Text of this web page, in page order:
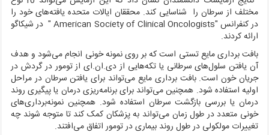
مختلف از سرطان را شناسایی کند. محققان ایالات متحده یافته‌های خود را
در کنفرانس "American Society of Clinical Oncologists " در شیکاگو
ارائه کردند.
بافت برداری مایع تستی است که بر روی نمونه خونی انجام می‌شود و هدف
آن یافتن سلول‌های سرطانی یا تکه‌هایی از دی.ان.ای از تومور در گردش در
جریان خون است. بافت برداری مایع می‌تواند برای یافتن سرطان در مراحل
اولیه استفاده شود. همچنین می‌تواند برای برنامه‌ریزی درمان یا پیگیری روند
درمان یا بررسی بازگشت سرطان استفاده شود. همچنین نمونه‌برداری‌های
خونی متعدد در طول زمان می‌تواند به پزشکان کمک کند تا متوجه شوند چه
تغییرات مولکولی در طول روند بیماری در تومور اتفاق می‌افتند.